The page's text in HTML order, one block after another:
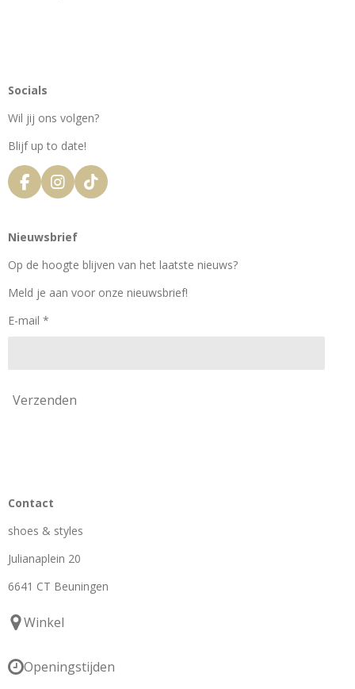
Socials
Wil jij ons volgen?
Blijf up to date!
F
a
e
o
k
I
n
t
g
a
T
i
k
Nieuwsbrief
Op de hoogte blijven van het laatste nieuws?
Meld je aan voor onze nieuwsbrief!
E-mail *
Verzenden
Contact
shoes & styles
Julianaplein 20
6641 CT Beuningen
Winkel
Openingstijden